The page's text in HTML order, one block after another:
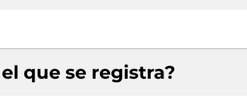
que se registra?